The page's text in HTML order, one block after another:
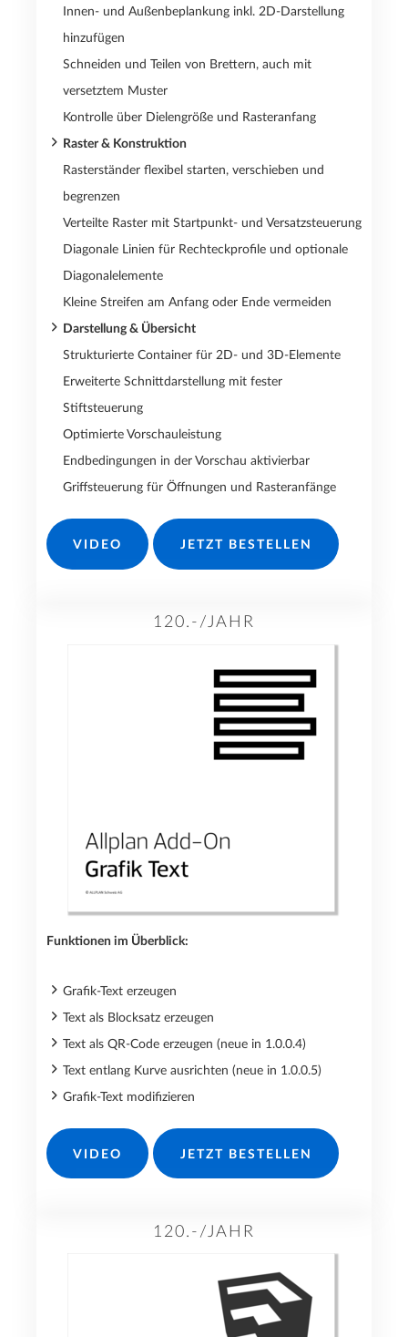
Innen- und Außenbeplankung inkl. 2D-Darstellung
hinzufügen
Schneiden und Teilen von Brettern, auch mit
versetztem Muster
Kontrolle über Dielengröße und Rasteranfang
Raster & Konstruktion
Rasterständer flexibel starten, verschieben und
begrenzen
Verteilte Raster mit Startpunkt- und Versatzsteuerung
Diagonale Linien für Rechteckprofile und optionale
Diagonalelemente
Kleine Streifen am Anfang oder Ende vermeiden
Darstellung & Übersicht
Strukturierte Container für 2D- und 3D-Elemente
Erweiterte Schnittdarstellung mit fester
Stiftsteuerung
Optimierte Vorschauleistung
Endbedingungen in der Vorschau aktivierbar
Griffsteuerung für Öffnungen und Rasteranfänge
VIDEO JETZT BESTELLEN
120.-/JAHR
Funktionen im Überblick:
Grafik-Text erzeugen
Text als Blocksatz erzeugen
Text als QR-Code erzeugen (neue in 1.0.0.4)
Text entlang Kurve ausrichten (neue in 1.0.0.5)
Grafik-Text modifizieren
VIDEO JETZT BESTELLEN
120.-/JAHR